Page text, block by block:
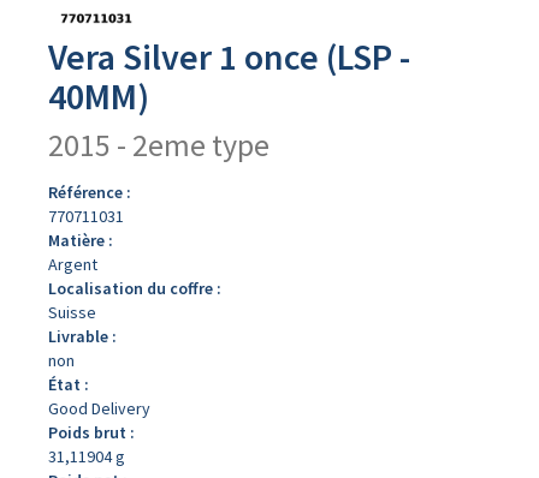
Vera Silver 1 once (LSP -
40MM)
2015 - 2eme type
Référence :
770711031
Matière :
Argent
Localisation du coffre :
Suisse
Livrable :
non
État :
Good Delivery
Poids brut :
31,11904 g